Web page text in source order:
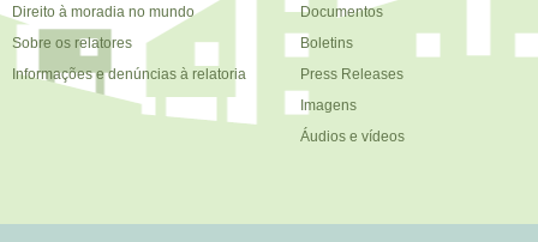
Direito à moradia no mundo
Sobre os relatores
Informações e denúncias à relatoria
Documentos
Boletins
Press Releases
Imagens
Áudios e vídeos